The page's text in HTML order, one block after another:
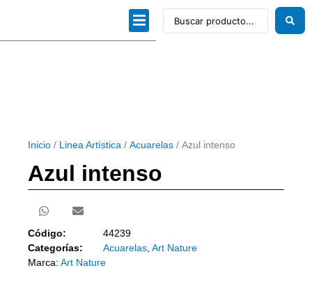
Inicio / Linea Artística / Acuarelas / Azul intenso
Azul intenso
Código:
44239
Categorías:
Acuarelas Art Nature
Marca: Art Nature